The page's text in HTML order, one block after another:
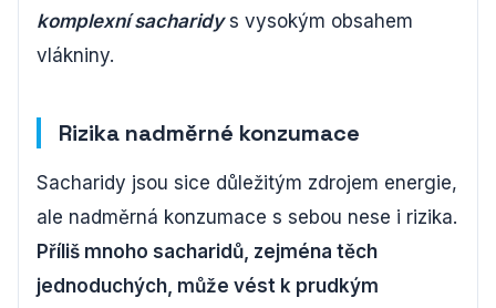
komplexní sacharidys vysokým obsahem
vlákniny.
Rizika nadměrné konzumace
Sacharidy jsou sice důležitým zdrojem energie,
ale nadměrná konzumace s sebou nese i rizika.
Příliš mnoho sacharidů, zejména těch
jednoduchých, může vést k prudkým